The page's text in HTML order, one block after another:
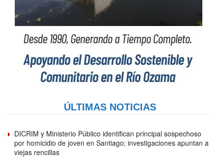
ÚLTIMAS NOTICIAS
DICRIM y Ministerio Público identifican principal sospechoso
por homicidio de joven en Santiago; investigaciones apuntan a
viejas rencillas